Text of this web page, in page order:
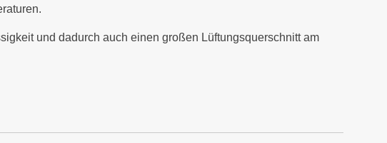
und dadurch auch einen großen Lüftungsquerschnitt am